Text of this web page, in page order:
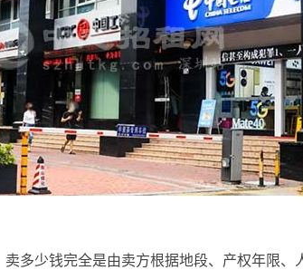
多少钱完全是由卖方根据地段、产权年限、